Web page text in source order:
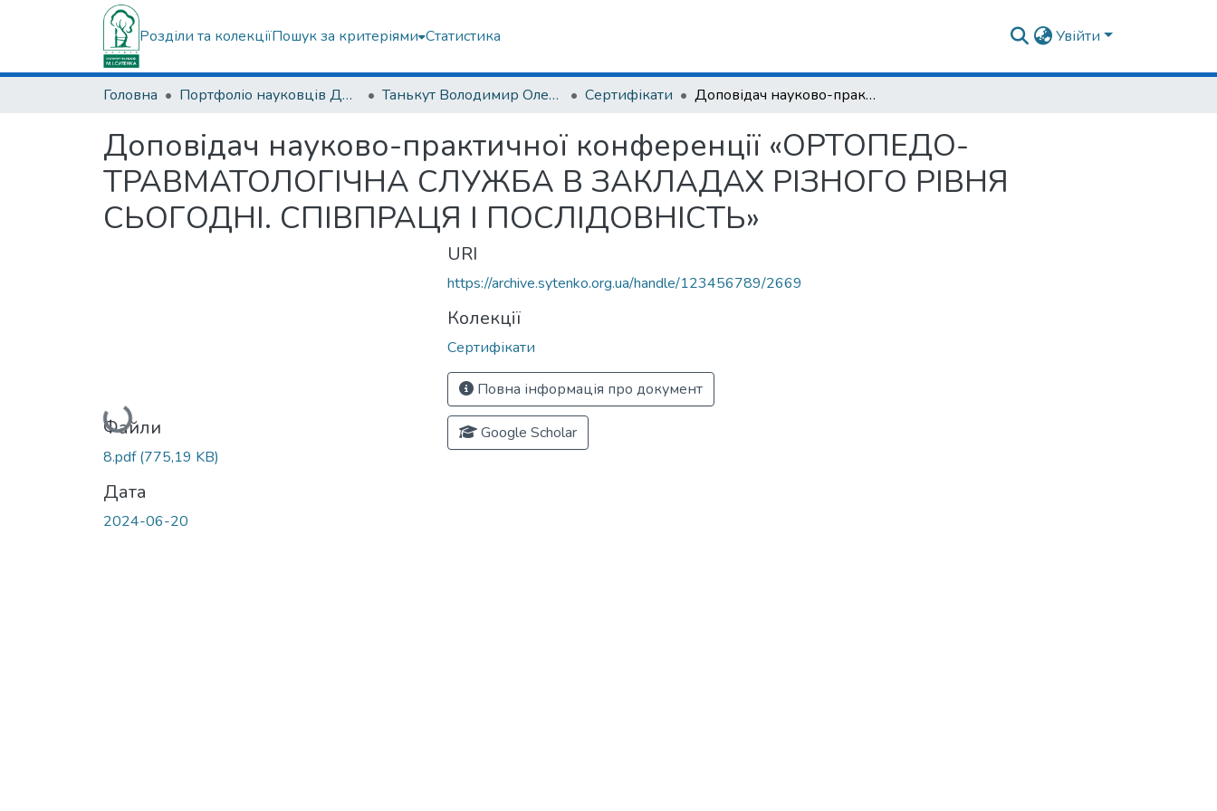
Розділи та колекціїПошук за критеріями Статистика Увійти
Головна Портфоліо науковців ДУ "ІПХС ім. проф. М.І. Ситенка" Танькут Володимир Олексійович Сертифікати Доповідач науково-практичної конференції «ОРТОПЕДО-ТРАВМАТОЛОГІЧНА СЛУЖБА В ЗАКЛАДАХ РІЗНОГО РІВНЯ СЬОГОДНІ. СПІВПРАЦЯ І ПОСЛІДОВНІСТЬ»
Доповідач науково-практичної конференції «ОРТОПЕДО-
ТРАВМАТОЛОГІЧНА СЛУЖБА В ЗАКЛАДАХ РІЗНОГО РІВНЯ
СЬОГОДНІ. СПІВПРАЦЯ І ПОСЛІДОВНІСТЬ»
Вантажиться...
Файли
8.pdf(775,19 KB)
Дата
2024-06-20
URI
https://archive.sytenko.org.ua/handle/123456789/2669
Колекції
Сертифікати
Повна інформація про документ
Google Scholar